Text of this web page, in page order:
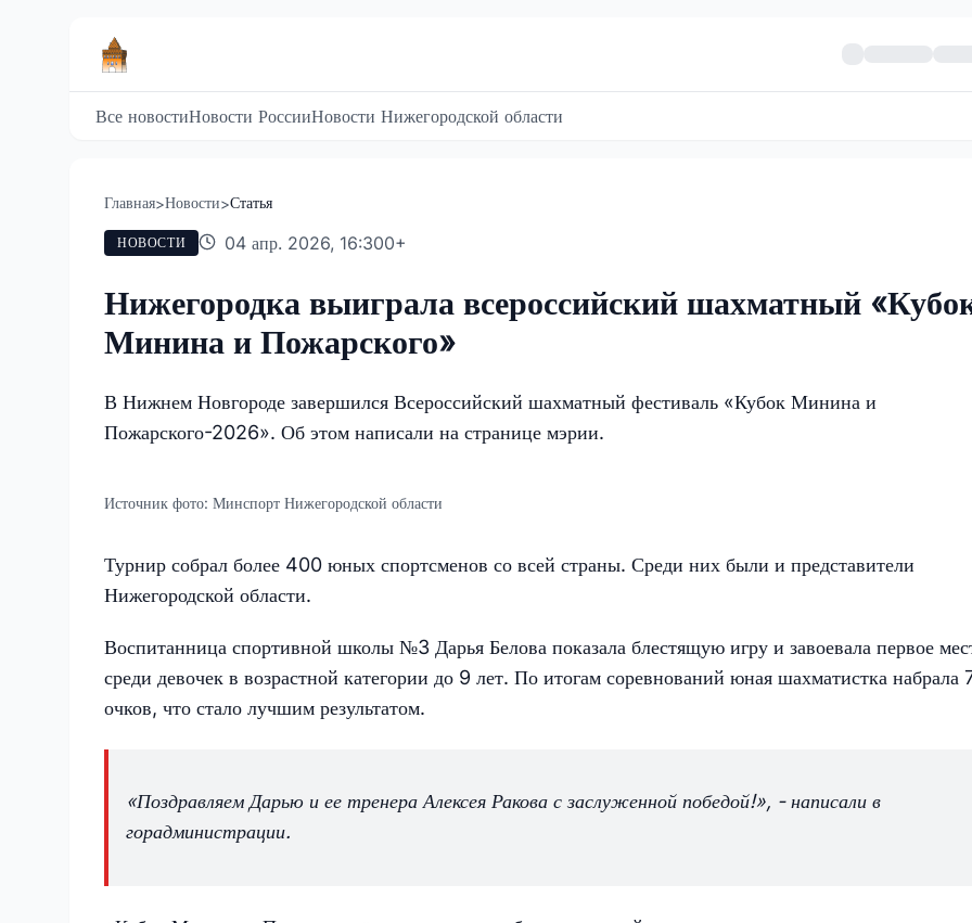
Все новостиНовости РоссииНовости Нижегородской области
Главная>Новости>Статья
НОВОСТИ 04 апр. 2026, 16:300+
Нижегородка выиграла всероссийский шахматный
Минина и Пожарского»
В Нижнем Новгороде завершился Всероссийский шахматный фестиваль «Кубок Минина и
Пожарского-2026». Об этом написали на странице мэрии.
Источник фото: Минспорт Нижегородской области
Турнир собрал более 400 юных спортсменов со всей страны. Среди них были и представители
Нижегородской области.
Воспитанница спортивной школы №3 Дарья Белова показала блестящую игру и завоевала первое
среди девочек в возрастной категории до 9 лет. По итогам соревнований юная шахматистка набрала
очков, что стало лучшим результатом.
«Поздравляем Дарью и ее тренера Алексея Ракова с заслуженной победой!», - написали в
горадминистрации.